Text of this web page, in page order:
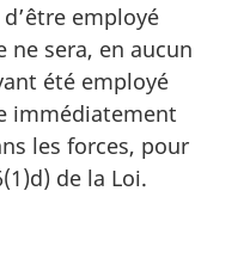
employé
sera, en aucun
été employé
immédiatement
les forces, pour
de la Loi.